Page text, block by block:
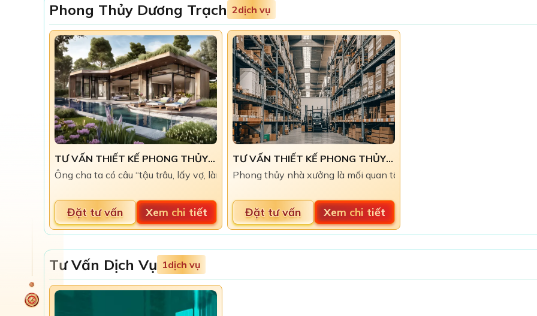
Giỏ hàng của bạn
Phong Thủy Dương Trạch 2dịch vụ
TƯ VẤN THIẾT KẾ PHONG THỦY NHÀ Ở, BIỆT THỰ ĐẠI NAM
Ông cha ta có câu “tậu trâu, lấy vợ, làm nhà,” ý muốn nói ba việc quan trọng nhất, biểu trưng cho sự ổn
Đặt tư vấn Xem chi tiết
TƯ VẤN THIẾT KẾ PHONG THỦY NHÀ XƯỞNG, NHÀ MÁY
​Phong thủy nhà xưởng là mối quan tâm hàng đầu của nhiều chủ
Đặt tư vấn Xem chi tiết
Tư Vấn Dịch Vụ 1dịch vụ